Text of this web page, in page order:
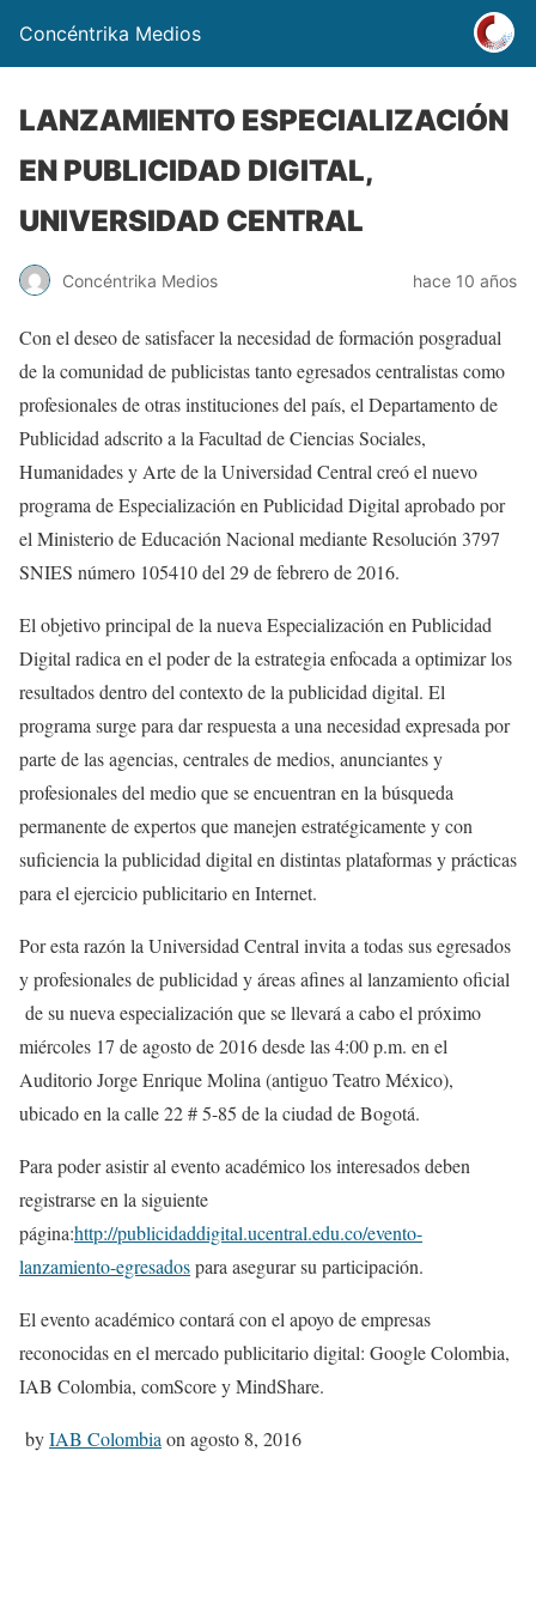
Concéntrika Medios
LANZAMIENTO ESPECIALIZACIÓN
EN PUBLICIDAD DIGITAL,
UNIVERSIDAD CENTRAL
Concéntrika Medios hace 10 años
Con el deseo de satisfacer la necesidad de formación posgradual
de la comunidad de publicistas tanto egresados centralistas como
profesionales de otras instituciones del país, el Departamento de
Publicidad adscrito a la Facultad de Ciencias Sociales,
Humanidades y Arte de la Universidad Central creó el nuevo
programa de Especialización en Publicidad Digital aprobado por
el Ministerio de Educación Nacional mediante Resolución 3797
SNIES número 105410 del 29 de febrero de 2016.
El objetivo principal de la nueva Especialización en Publicidad
Digital radica en el poder de la estrategia enfocada a optimizar los
resultados dentro del contexto de la publicidad digital. El
programa surge para dar respuesta a una necesidad expresada por
parte de las agencias, centrales de medios, anunciantes y
profesionales del medio que se encuentran en la búsqueda
permanente de expertos que manejen estratégicamente y con
suficiencia la publicidad digital en distintas plataformas y prácticas
para el ejercicio publicitario en Internet.
Por esta razón la Universidad Central invita a todas sus egresados
y profesionales de publicidad y áreas afines al lanzamiento oficial
de su nueva especialización que se llevará a cabo el próximo
miércoles 17 de agosto de 2016 desde las 4:00 p.m. en el
Auditorio Jorge Enrique Molina (antiguo Teatro México),
ubicado en la calle 22 # 5-85 de la ciudad de Bogotá.
Para poder asistir al evento académico los interesados deben
registrarse en la siguiente
página:http://publicidaddigital.ucentral.edu.co/evento-
lanzamiento-egresadospara asegurar su participación.
El evento académico contará con el apoyo de empresas
reconocidas en el mercado publicitario digital: Google Colombia,
IAB Colombia, comScore y MindShare.
byIAB Colombia on agosto 8, 2016